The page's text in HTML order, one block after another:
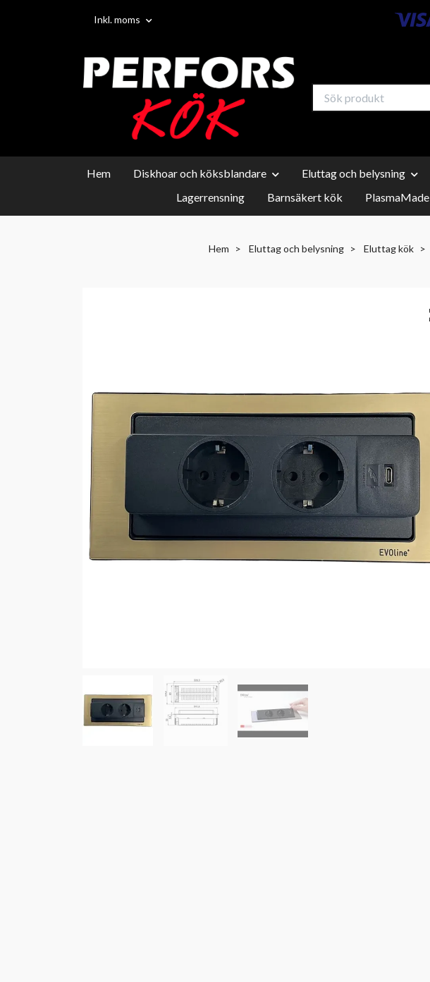
Inkl. moms
Hem Diskhoar och köksblandare Eluttag och belysning
Lagerrensning
Barnsäkert kök PlasmaMade
Hem Eluttag och belysning Eluttag kök